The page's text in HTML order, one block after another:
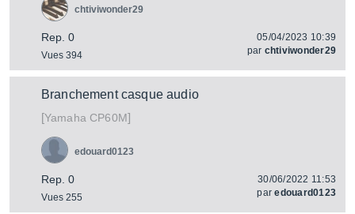
Rep. 0
Vues 394
chtiviwonder29
05/04/2023 10:39
par chtiviwonder29
Branchement casque audio
[Yamaha CP60M]
Rep. 0
Vues 255
edouard0123
30/06/2022 11:53
paredouard0123